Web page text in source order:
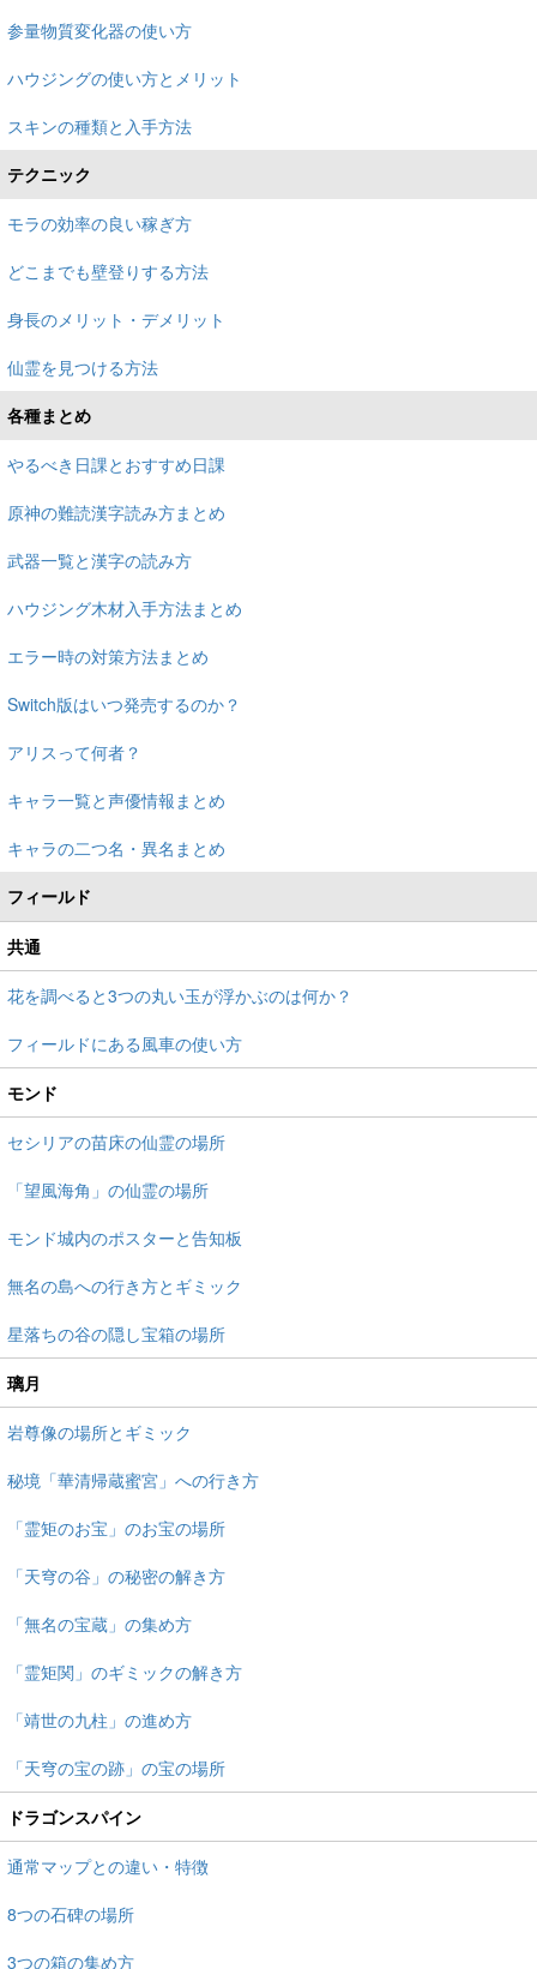
参量物質変化器の使い方
ハウジングの使い方とメリット
スキンの種類と入手方法
テクニック
モラの効率の良い稼ぎ方
どこまでも壁登りする方法
身長のメリット・デメリット
仙霊を見つける方法
各種まとめ
やるべき日課とおすすめ日課
原神の難読漢字読み方まとめ
武器一覧と漢字の読み方
ハウジング木材入手方法まとめ
エラー時の対策方法まとめ
Switch版はいつ発売するのか？
アリスって何者？
キャラ一覧と声優情報まとめ
キャラの二つ名・異名まとめ
フィールド
共通
花を調べると3つの丸い玉が浮かぶのは何か？
フィールドにある風車の使い方
モンド
セシリアの苗床の仙霊の場所
「望風海角」の仙霊の場所
モンド城内のポスターと告知板
無名の島への行き方とギミック
星落ちの谷の隠し宝箱の場所
璃月
岩尊像の場所とギミック
秘境「華清帰蔵蜜宮」への行き方
「霊矩のお宝」のお宝の場所
「天穹の谷」の秘密の解き方
「無名の宝蔵」の集め方
「霊矩関」のギミックの解き方
「靖世の九柱」の進め方
「天穹の宝の跡」の宝の場所
ドラゴンスパイン
通常マップとの違い・特徴
8つの石碑の場所
3つの箱の集め方